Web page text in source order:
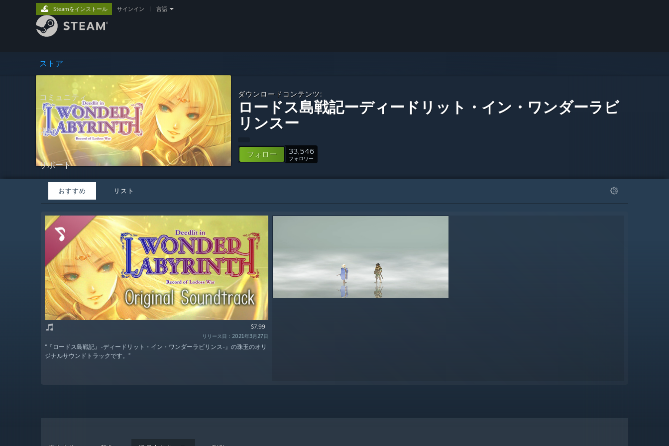
ストア
コミュニティ
詳細
サポート
Steamをインストール サインイン 言語
ダウンロードコンテンツ:
ロードス島戦記ーディードリット・イン・ワンダーラビ
リンスー
フォロー 33,546
フォロワー
おすすめ リスト
$7.99
リリース日：2021年3月27日
“『ロードス島戦記』-ディードリット・イン・ワンダーラビリンス-』の珠玉のオリ
ジナルサウンドトラックです。”